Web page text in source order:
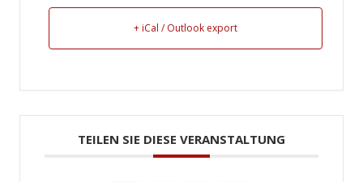
+ iCal / Outlook export
TEILEN SIE DIESE VERANSTALTUNG